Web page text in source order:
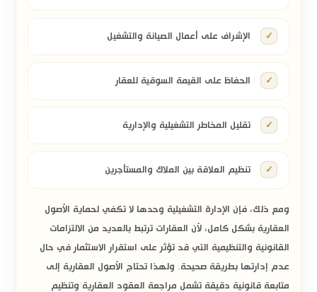
الإشراف على أعمال الصيانة والتشغيل
الحفاظ على القيمة السوقية للعقار
تقليل المخاطر التشغيلية والإدارية
تنظيم العلاقة بين الملاك والمستأجرين
ومع ذلك، فإن الإدارة التشغيلية وحدها لا تكفي لحماية الأصول
العقارية بشكل كامل، لأن العقارات ترتبط بالعديد من الالتزامات
القانونية والتنظيمية التي قد تؤثر على استقرار الاستثمار في حال
عدم إدارتها بطريقة صحيحة. ولهذا تحتاج الأصول العقارية إلى
متابعة قانونية دقيقة تشمل مراجعة العقود العقارية وتنظيم